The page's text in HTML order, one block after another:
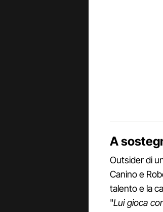
A
Outsider di
Canino e
talento e la
"Lui gioca